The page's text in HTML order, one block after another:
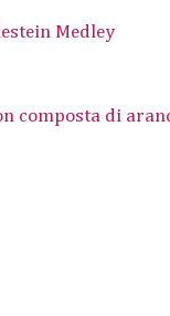
Medley
composta di